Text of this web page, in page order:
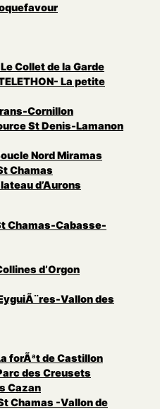
Collet de la Garde
La petite
Cornillon
St Denis-Lamanon
Nord Miramas
Chamas
d’Aurons
Chamas-Cabasse-
d’Orgon
Vallon des
forÃªt de Castillon
des Creusets
Cazan
Chamas -Vallon de